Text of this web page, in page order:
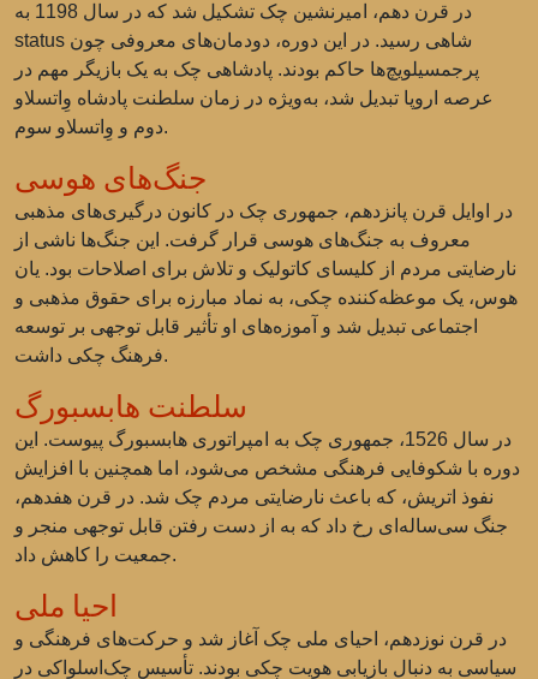
در قرن دهم، امیرنشین چک تشکیل شد که در سال 1198 به
status شاهی رسید. در این دوره، دودمان‌های معروفی چون
پرجمسیلویچ‌ها حاکم بودند. پادشاهی چک به یک بازیگر مهم در
عرصه اروپا تبدیل شد، به‌ویژه در زمان سلطنت پادشاه وِاتسلاو
دوم و وِاتسلاو سوم.
جنگ‌های هوسی
در اوایل قرن پانزدهم، جمهوری چک در کانون درگیری‌های مذهبی
معروف به جنگ‌های هوسی قرار گرفت. این جنگ‌ها ناشی از
نارضایتی مردم از کلیسای کاتولیک و تلاش برای اصلاحات بود. یان
هوس، یک موعظه‌کننده چکی، به نماد مبارزه برای حقوق مذهبی و
اجتماعی تبدیل شد و آموزه‌های او تأثیر قابل توجهی بر توسعه
فرهنگ چکی داشت.
سلطنت هابسبورگ
در سال 1526، جمهوری چک به امپراتوری هابسبورگ پیوست. این
دوره با شکوفایی فرهنگی مشخص می‌شود، اما همچنین با افزایش
نفوذ اتریش، که باعث نارضایتی مردم چک شد. در قرن هفدهم،
جنگ سی‌ساله‌ای رخ داد که به از دست رفتن قابل توجهی منجر و
جمعیت را کاهش داد.
احیا ملی
در قرن نوزدهم، احیای ملی چک آغاز شد و حرکت‌های فرهنگی و
سیاسی به دنبال بازیابی هویت چکی بودند. تأسیس چک‌اسلواکی در